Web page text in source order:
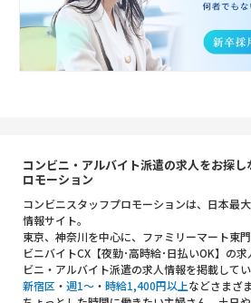
コンビニ・アルバイト派遣の求人をお探
ロモーション
コンビニスタッフプロモーションは、日本最
情報サイト。
東京、神奈川を中心に、ファミリーマート東
ビニバイトCX【夜勤･高時給･日払いOK】の
ビニ・アルバイト派遣の求人情報を掲載してい
新宿区 ・ 週1～ ・ 時給1,400円以上などさまざ